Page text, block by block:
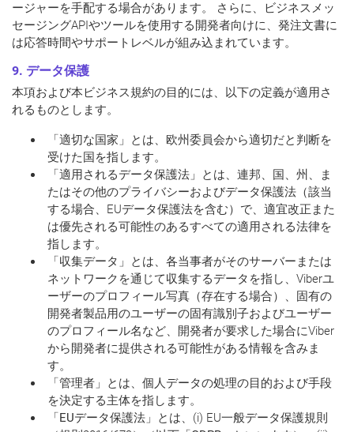
ージャーを手配する場合があります。 さらに、ビジネスメッ
セージングAPIやツールを使用する開発者向けに、発注文書に
は応答時間やサポートレベルが組み込まれています。
9. データ保護
本項および本ビジネス規約の目的には、以下の定義が適用さ
れるものとします。
「適切な国家 」とは、欧州委員会から適切だと判断を
受けた国を指します。
「適用されるデータ保護法 」とは、連邦、国、州、ま
たはその他のプライバシーおよびデータ保護法（該当
する場合、EUデータ保護法を含む）で、適宜改正また
は優先される可能性のあるすべての適用される法律を
指します。
「収集データ 」とは、各当事者がそのサーバーまたは
ネットワークを通じて収集するデータを指し、Viberユ
ーザーのプロフィール写真（存在する場合）、固有の
開発者製品用のユーザーの固有識別子およびユーザー
のプロフィール名など、開発者が要求した場合にViber
から開発者に提供される可能性がある情報を含みま
す。
「管理者 」とは、個人データの処理の目的および手段
を決定する主体を指します。
「EUデータ保護法 」とは、(i) EU一般データ保護規則